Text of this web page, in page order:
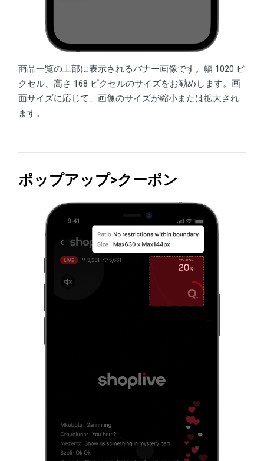
商品一覧の上部に表示されるバナー画像です。幅 1020 ピ
クセル、高さ 168 ピクセルのサイズをお勧めします。画
面サイズに応じて、画像のサイズが縮小または拡大され
ます。
ポップアップ>クーポン